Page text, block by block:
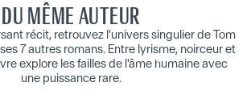
DU MÊME AUTEUR
récit, retrouvez l'univers singulier de Tom
7 autres romans. Entre lyrisme, noirceur et
explore les failles de l'âme humaine avec
une puissance rare.